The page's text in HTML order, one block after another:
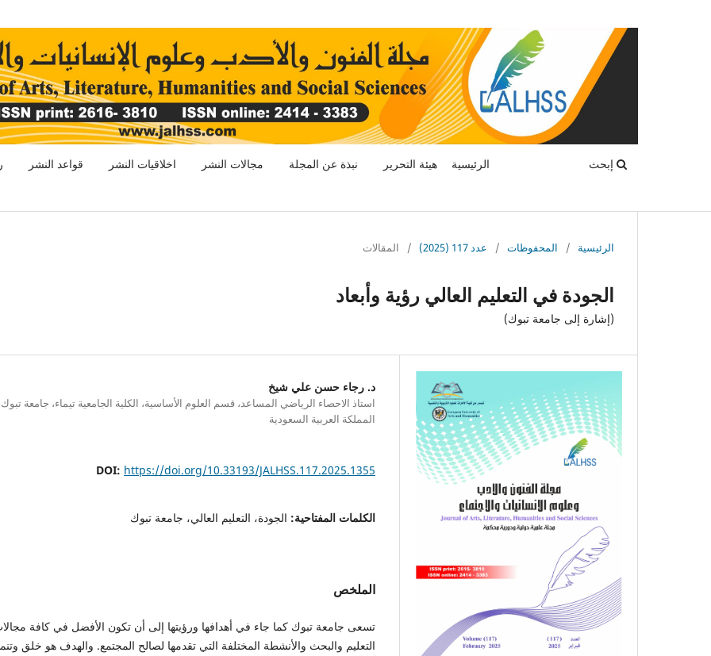
الرئيسية هيئة التحرير نبذة عن المجلة مجالات النشر اخلاقيات النشر قواعد النشر إبحث
الرئيسية / المحفوظات / عدد 117 (2025) / المقالات
الجودة في التعليم العالي رؤية وأبعاد
(إشارة إلى جامعة تبوك)
د. رجاء حسن علي شيخ
استاذ الاحصاء الرياضي المساعد، قسم العلوم الأساسية، الكلية الجامعية تيماء، جامعة
المملكة العربية السعودية
DOI: https://doi.org/10.33193/JALHSS.117.2025.1355
الكلمات المفتاحية: الجودة، التعليم العالي، جامعة تبوك
الملخص
تسعى جامعة تبوك كما جاء في أهدافها ورؤيتها إلى أن تكون الأفضل في كافة
التعليم والبحث والأنشطة المختلفة التي تقدمها لصالح المجتمع. والهدف هو خلق